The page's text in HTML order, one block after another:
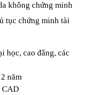
không chứng minh
tục chứng minh tài
học, cao đẳng, các
năm
CAD